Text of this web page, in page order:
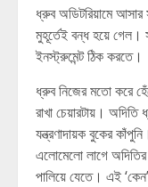
ধ্রুব অডিটরিয়ামে
মুহূর্তেই বন্ধ হয়ে গেল।
ইনস্ট্রুমেন্ট ঠিক করতে।
ধ্রুব নিজের মতো করে
রাখা চেয়ারটায়।
যন্ত্রণাদায়ক বুকের
এলোমেলো লাগে
পালিয়ে যেতে। এই